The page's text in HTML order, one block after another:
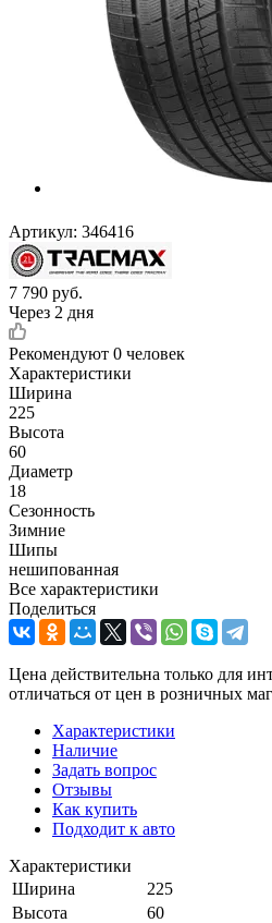
Артикул: 346416
7 790 руб.
Через 2 дня
Рекомендуют 0 человек
Характеристики
Ширина
225
Высота
60
Диаметр
18
Сезонность
Зимние
Шипы
нешипованная
Все характеристики
Поделиться
Цена действительна только для
отличаться от цен в розничных
Характеристики
Наличие
Задать вопрос
Отзывы
Как купить
Подходит к авто
Характеристики
Ширина
225
Высота
60